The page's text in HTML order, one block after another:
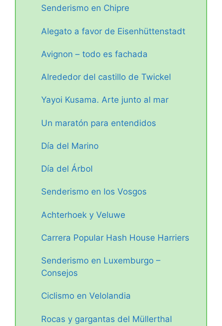
Senderismo en Chipre
Alegato a favor de Eisenhüttenstadt
Avignon – todo es fachada
Alrededor del castillo de Twickel
Yayoi Kusama. Arte junto al mar
Un maratón para entendidos
Día del Marino
Día del Árbol
Senderismo en los Vosgos
Achterhoek y Veluwe
Carrera Popular Hash House Harriers
Senderismo en Luxemburgo –
Consejos
Ciclismo en Velolandia
Rocas y gargantas del Müllerthal